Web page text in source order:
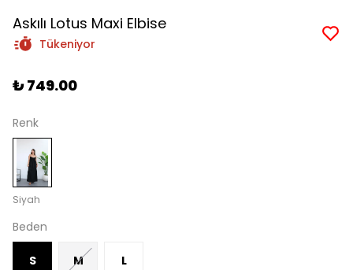
Askılı Lotus Maxi Elbise
Tükeniyor
₺ 749.00
Renk
Siyah
Beden
S M L